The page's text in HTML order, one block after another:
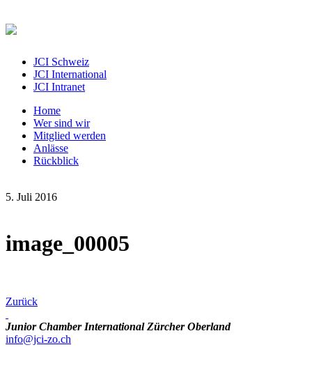
JCI Schweiz
JCI International
JCI Intranet
Home
Wer sind wir
Mitglied werden
Anlässe
Rückblick
5. Juli 2016
image_00005
Zurück
Junior Chamber International Zürcher Oberland
info@jci-zo.ch